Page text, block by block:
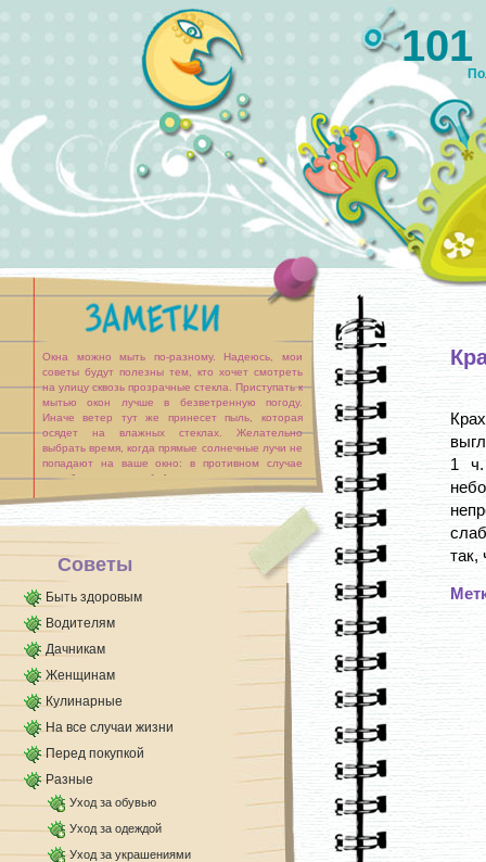
Окна можно мыть по-разному. Надеюсь, мои
советы будут полезны тем, кто хочет смотреть
на улицу сквозь прозрачные стекла. Приступать к
мытью окон лучше в безветренную погоду.
Иначе ветер тут же принесет пыль, которая
осядет на влажных стеклах. Желательно
выбрать время, когда прямые солнечные лучи не
попадают на ваше окно: в противном случае
окна будут слишком [...]
Советы
Быть здоровым
Водителям
Дачникам
Женщинам
Кулинарные
На все случаи жизни
Перед покупкой
Разные
Уход за обувью
Уход за одеждой
Уход за украшениями
1 ч.
так,